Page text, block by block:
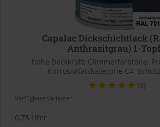
Capalac Dickschichtlack
Anthrazitgrau) 1-
hohe Deckkraft; Glimmerfarbtöne;
Korrosivitätskategorie C4,
(3)
Verfügbare Varianten
0,75 Liter